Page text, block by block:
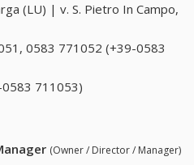
(LU) | v. S. Pietro In Campo,
0583 771052 (+39-0583
711051, 0583 771052)
711053)
(Owner / Director / Manager)